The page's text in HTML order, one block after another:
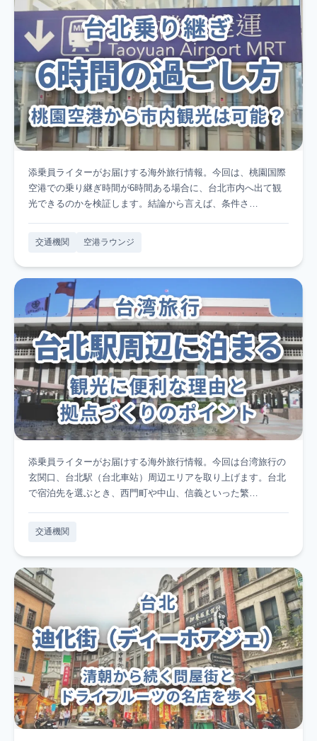
添乗員ライターがお届けする海外旅行情報。今回は、桃園国際
空港での乗り継ぎ時間が6時間ある場合に、台北市内へ出て観
光できるのかを検証します。結論から言えば、条件さ…
交通機関 空港ラウンジ
添乗員ライターがお届けする海外旅行情報。今回は台湾旅行の
玄関口、台北駅（台北車站）周辺エリアを取り上げます。台北
で宿泊先を選ぶとき、西門町や中山、信義といった繁…
交通機関